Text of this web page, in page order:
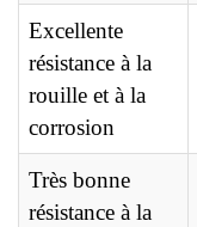
Excellente
résistance à la
rouille et à la
corrosion
Très bonne
résistance à la